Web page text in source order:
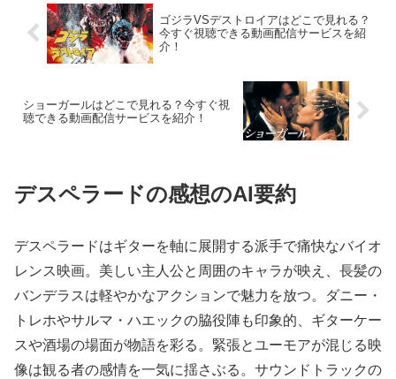
ゴジラVSデストロイアはどこで見れる？
今すぐ視聴できる動画配信サービスを紹
介！
ショーガールはどこで見れる？今すぐ視
聴できる動画配信サービスを紹介！
デスペラードの感想のAI要約
デスペラードはギターを軸に展開する派手で痛快なバイオ
レンス映画。美しい主人公と周囲のキャラが映え、長髪の
バンデラスは軽やかなアクションで魅力を放つ。ダニー・
トレホやサルマ・ハエックの脇役陣も印象的、ギターケー
スや酒場の場面が物語を彩る。緊張とユーモアが混じる映
像は観る者の感情を一気に揺さぶる。サウンドトラックの